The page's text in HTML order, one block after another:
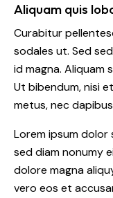
Aliquam quis
Curabitur
sodales ut. Sed
id magna. Aliquam
Ut bibendum, nisi
metus, nec
Lorem ipsum
sed diam nonumy
dolore magna
vero eos et